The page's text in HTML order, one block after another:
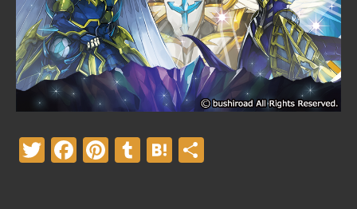
Twitter
Facebook
Pinterest
TumblrHatena